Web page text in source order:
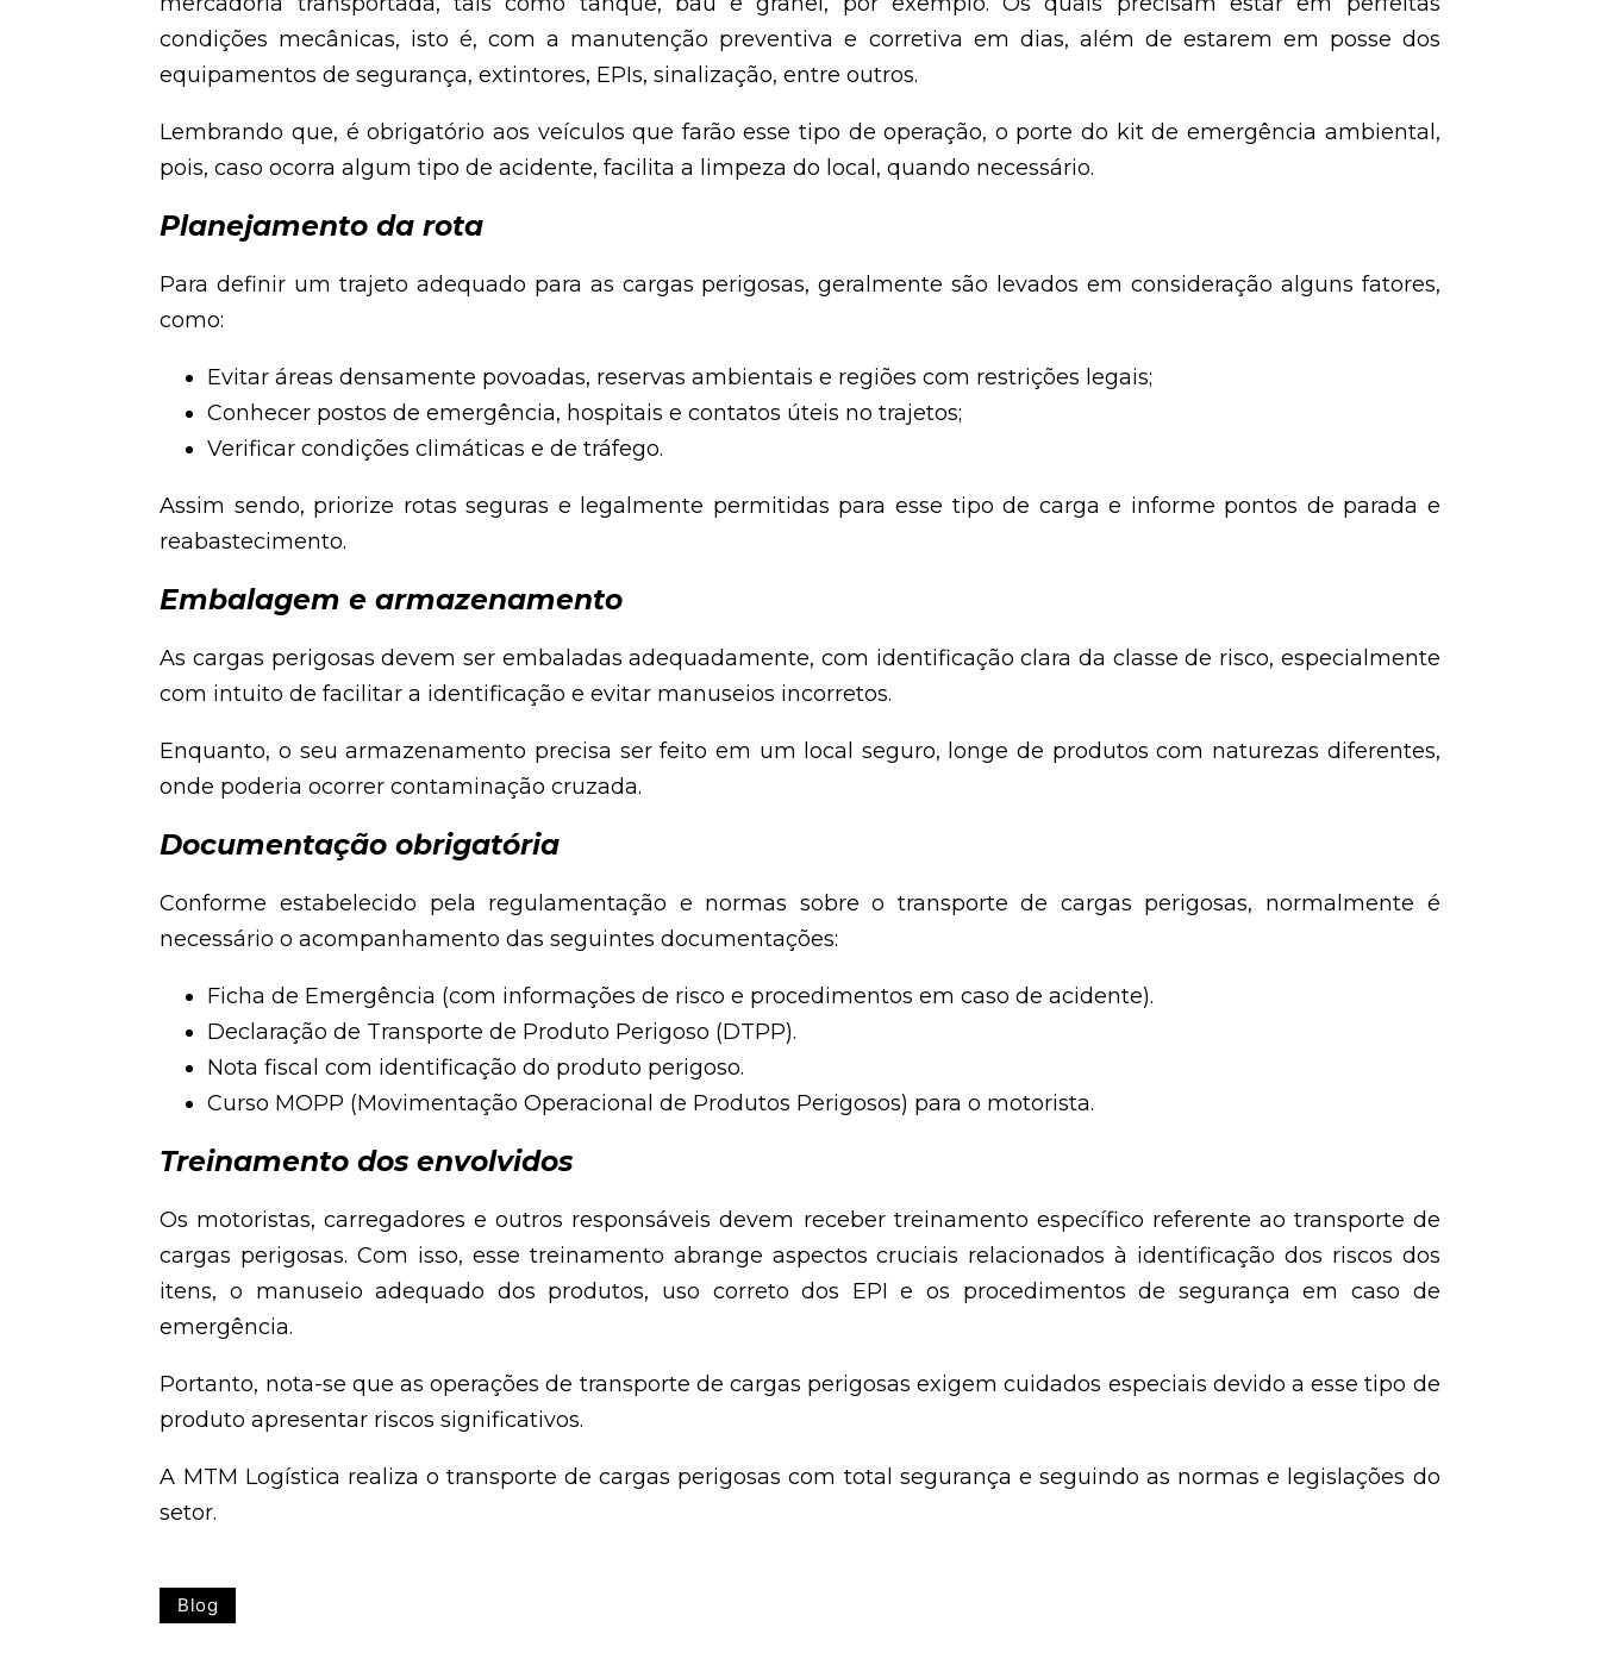
condições mecânicas, isto é, com a manutenção preventiva e corretiva em dias, além de estarem em posse dos
equipamentos de segurança, extintores, EPIs, sinalização, entre outros.
Lembrando que, é obrigatório aos veículos que farão esse tipo de operação, o porte do kit de emergência ambiental,
pois, caso ocorra algum tipo de acidente, facilita a limpeza do local, quando necessário.
Planejamento da rota
Para definir um trajeto adequado para as cargas perigosas, geralmente são levados em consideração alguns fatores,
como:
Evitar áreas densamente povoadas, reservas ambientais e regiões com restrições legais;
Conhecer postos de emergência, hospitais e contatos úteis no trajetos;
Verificar condições climáticas e de tráfego.
Assim sendo, priorize rotas seguras e legalmente permitidas para esse tipo de carga e informe pontos de parada e
reabastecimento.
Embalagem e armazenamento
As cargas perigosas devem ser embaladas adequadamente, com identificação clara da classe de risco, especialmente
com intuito de facilitar a identificação e evitar manuseios incorretos.
Enquanto, o seu armazenamento precisa ser feito em um local seguro, longe de produtos com naturezas diferentes,
onde poderia ocorrer contaminação cruzada.
Documentação obrigatória
Conforme estabelecido pela regulamentação e normas sobre o transporte de cargas perigosas, normalmente é
necessário o acompanhamento das seguintes documentações:
Ficha de Emergência (com informações de risco e procedimentos em caso de acidente).
Declaração de Transporte de Produto Perigoso (DTPP).
Nota fiscal com identificação do produto perigoso.
Curso MOPP (Movimentação Operacional de Produtos Perigosos) para o motorista.
Treinamento dos envolvidos
Os motoristas, carregadores e outros responsáveis devem receber treinamento específico referente ao transporte de
cargas perigosas. Com isso, esse treinamento abrange aspectos cruciais relacionados à identificação dos riscos dos
itens, o manuseio adequado dos produtos, uso correto dos EPI e os procedimentos de segurança em caso de
emergência.
Portanto, nota-se que as operações de transporte de cargas perigosas exigem cuidados especiais devido a esse tipo de
produto apresentar riscos significativos.
A MTM Logística realiza o transporte de cargas perigosas com total segurança e seguindo as normas e legislações do
setor.
Blog